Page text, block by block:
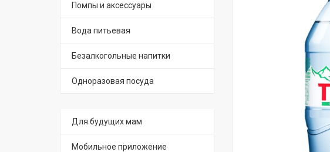
Помпы и аксессуары
Вода питьевая
Безалкогольные напитки
Одноразовая посуда
Для будущих мам
Мобильное приложение